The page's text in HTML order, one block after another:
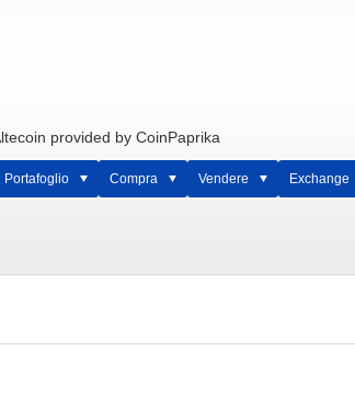
provided by CoinPaprika
Portafoglio Compra Vendere Exchange